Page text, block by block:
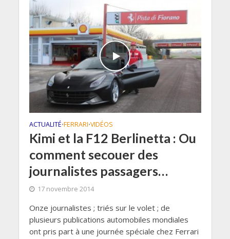
ACTUALITÉ•FERRARI•VIDÉOS
Kimi et la F12 Berlinetta : Ou
comment secouer des
journalistes passagers…
17 novembre 2014
Onze journalistes ; triés sur le volet ; de
plusieurs publications automobiles mondiales
ont pris part à une journée spéciale chez Ferrari